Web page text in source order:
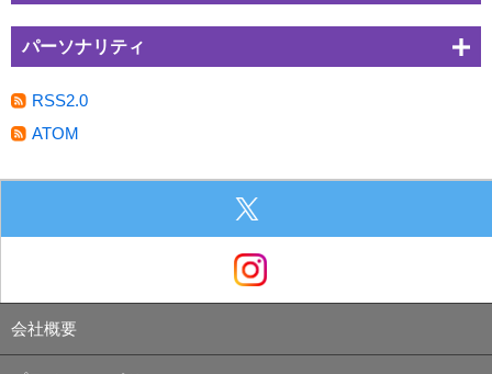
パーソナリティ
RSS2.0
ATOM
会社概要